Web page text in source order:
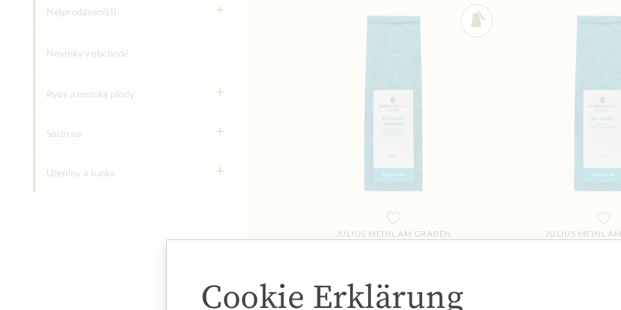
Nejprodávanější +
Novinky v obchodě
Ryby a mořské plody +
Spižírna +
Uzeniny a šunka +
JULIUS MEINL AM GRABEN
100 gr|(1 kg79,90 €)
JULIUS MEINL
Cookie Erklärung